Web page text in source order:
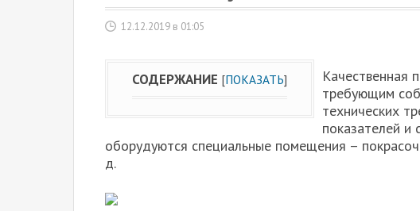
12.12.2019 в 01:05
СОДЕРЖАНИЕ [ПОКАЗАТЬ]
Качественная
требующим
технических
показателей и
оборудуются специальные помещения –
д.